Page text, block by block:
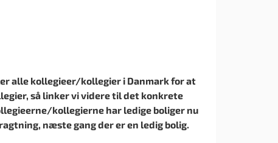
alle kollegieer/kollegier i Danmark for at
så linker vi videre til det konkrete
kollegierne har ledige boliger nu
næste gang der er en ledig bolig.